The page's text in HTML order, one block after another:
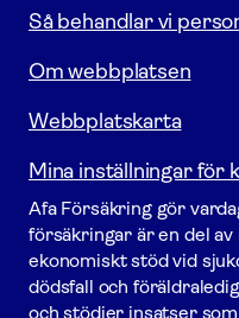
Så behandlar vi
Om webbplatsen
Webbplatskarta
Mina inställningar för
Afa För­säkring gör
försäk­ringar är en del
ekonomiskt stöd vid
dödsfall och
och stödjer insatser